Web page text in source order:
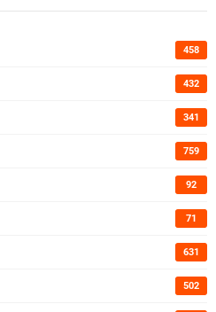
458
432
341
759
92
71
631
502